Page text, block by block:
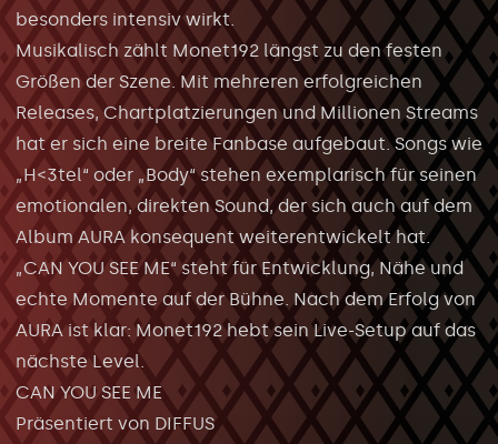
besonders intensiv wirkt.
Musikalisch zählt Monet192 längst zu den festen
Größen der Szene. Mit mehreren erfolgreichen
Releases, Chartplatzierungen und Millionen Streams
hat er sich eine breite Fanbase aufgebaut. Songs wie
„H<3tel“ oder „Body“ stehen exemplarisch für seinen
emotionalen, direkten Sound, der sich auch auf dem
Album AURA konsequent weiterentwickelt hat.
„CAN YOU SEE ME“ steht für Entwicklung, Nähe und
echte Momente auf der Bühne. Nach dem Erfolg von
AURA ist klar: Monet192 hebt sein Live-Setup auf das
nächste Level.
CAN YOU SEE ME
Präsentiert von DIFFUS